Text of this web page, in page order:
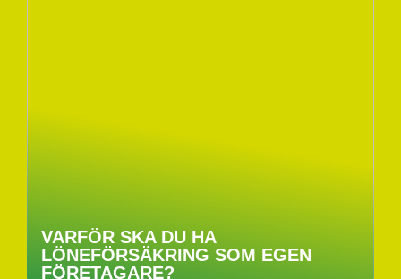
VARFÖR SKA DU HA
LÖNEFÖRSÄKRING SOM EGEN
FÖRETAGARE?